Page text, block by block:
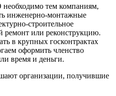
тем компаниям,
инженерно-монтажные
строительное
ремонт или реконструкцию.
в крупных госконтрактах
оформить членство
время и деньги.
организации, получившие